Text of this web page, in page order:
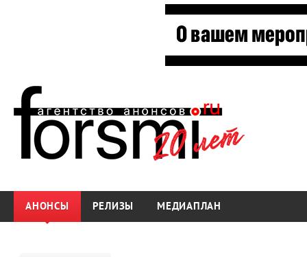
АНОНСЫ РЕЛИЗЫ МЕДИАПЛАН